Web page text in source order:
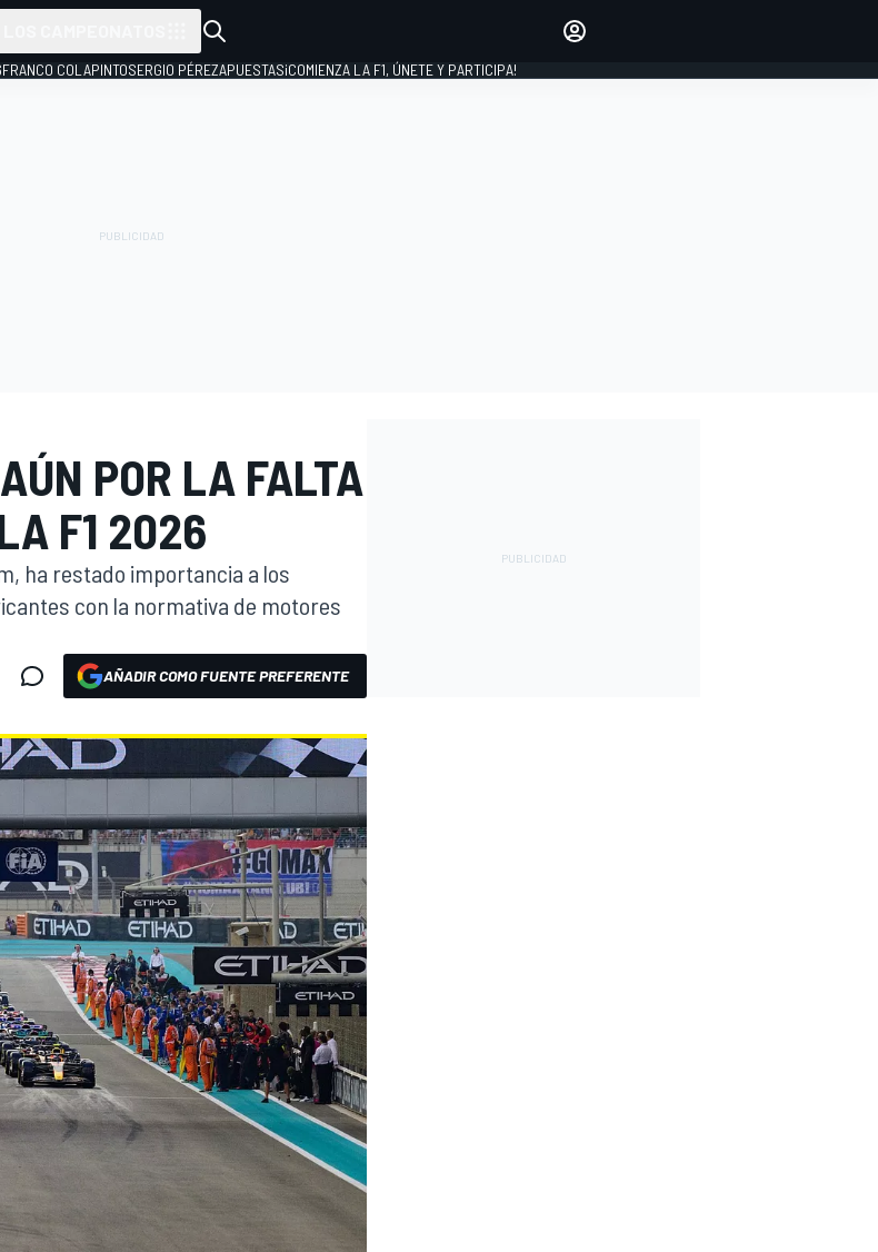
INICIAR SESIÓN
FRANCO COLAPINTOSERGIO PÉREZAPUESTAS¡COMIENZA LA F1, ÚNETE Y PARTICIPA!
POR LA FALTA
F1 2026
ha restado importancia a los
con la normativa de motores
AÑADIR COMO FUENTE PREFERENTE